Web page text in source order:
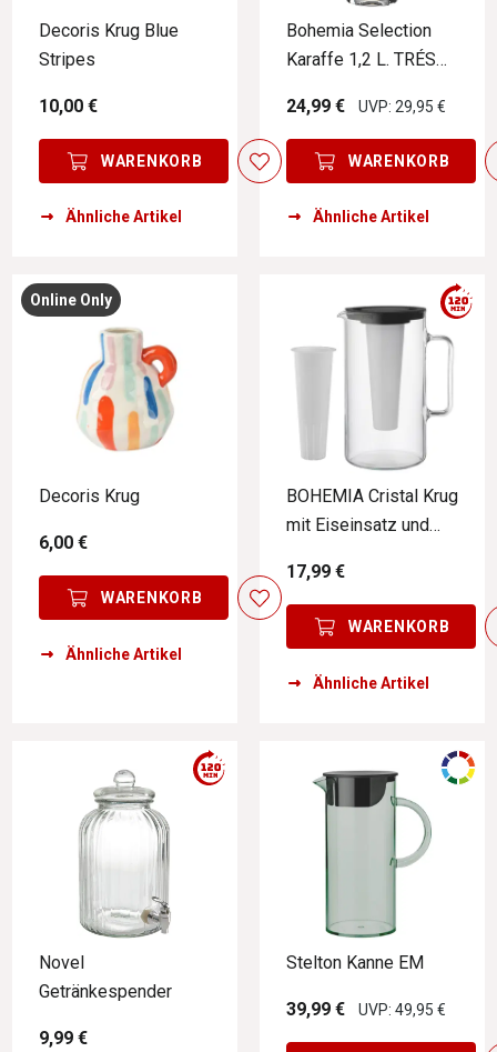
Decoris Krug Blue
Stripes
10,00 €
WARENKORB
Ähnliche Artikel
Bohemia Selection
Karaffe 1,2 L. TRÉS
24,99 €
UVP: 29,95 €
WARENKORB
Ähnliche Artikel
Online Only
Decoris Krug
6,00 €
WARENKORB
Ähnliche Artikel
BOHEMIA Cristal Krug
mit Eiseinsatz und
17,99 €
WARENKORB
Ähnliche Artikel
Novel
Getränkespender
9,99 €
Stelton Kanne EM
39,99 € UVP: 49,95 €